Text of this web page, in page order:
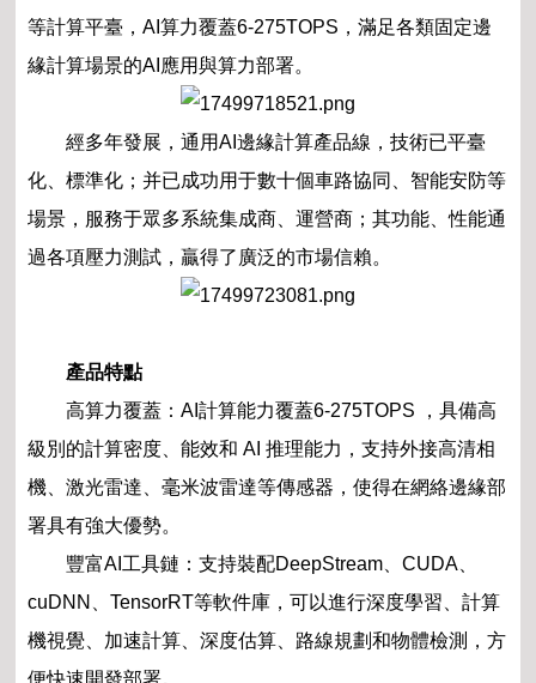
等計算平臺，AI算力覆蓋6-275TOPS，滿足各類固定邊
緣計算場景的AI應用與算力部署。
經多年發展，通用AI邊緣計算產品線，技術已平臺
化、標準化；并已成功用于數十個車路協同、智能安防等
場景，服務于眾多系統集成商、運營商；其功能、性能通
過各項壓力測試，贏得了廣泛的市場信賴。
產品特點
高算力覆蓋：AI計算能力覆蓋6-275TOPS ，具備高
級別的計算密度、能效和 AI 推理能力，支持外接高清相
機、激光雷達、毫米波雷達等傳感器，使得在網絡邊緣部
署具有強大優勢。
豐富AI工具鏈：支持裝配DeepStream、CUDA、
cuDNN、TensorRT等軟件庫，可以進行深度學習、計算
機視覺、加速計算、深度估算、路線規劃和物體檢測，方
便快速開發部署。